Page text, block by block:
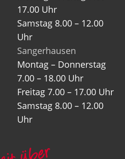
17.00 Uhr
Samstag 8.00 – 12.00
Uhr
Sangerhausen
Montag – Donnerstag
7.00 – 18.00 Uhr
Freitag 7.00 – 17.00 Uhr
Samstag 8.00 – 12.00
Uhr